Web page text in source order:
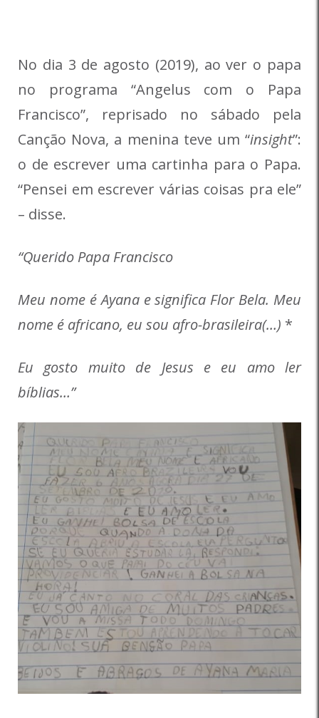
No dia 3 de agosto (2019), ao ver o papa
no programa “Angelus com o Papa
Francisco”, reprisado no sábado pela
Canção Nova, a menina teve um “insight”:
o de escrever uma cartinha para o Papa.
“Pensei em escrever várias coisas pra ele”
– disse.
“Querido Papa Francisco
Meu nome é Ayana e significa Flor Bela. Meu
nome é africano, eu sou afro-brasileira(…) *
Eu gosto muito de Jesus e eu amo ler
bíblias…”